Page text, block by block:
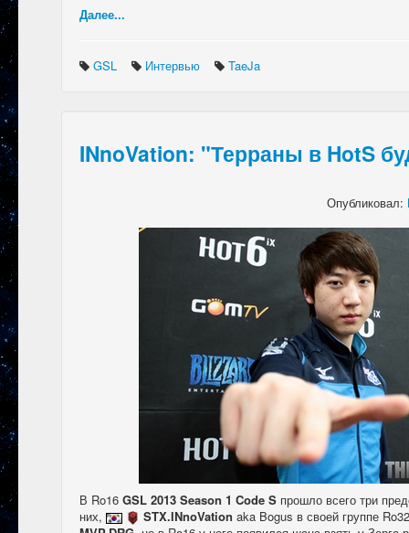
Далее...
GSL Интервью TaeJa
INnoVation: "Терраны в HotS
Опубликовал:
В Ro16 GSL 2013 Season 1 Code S прошло всего три
них,
STX.INnoVation aka Bogus в своей группе